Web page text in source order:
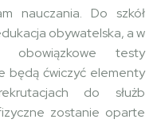
nauczania. Do szkół
obywatelska, a w
obowiązkowe testy
będą ćwiczyć elementy
do służb
zostanie oparte